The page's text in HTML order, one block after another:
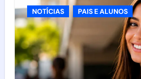
NOTÍCIAS PAIS E ALUNOS